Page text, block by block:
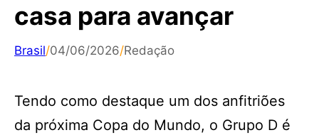
casa para avançar
Brasil/04/06/2026/Redação
Tendo como destaque um dos anfitriões
da próxima Copa do Mundo, o Grupo D é